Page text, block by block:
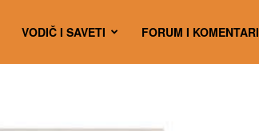
VODIČ I SAVETI FORUM I KOMENTARI